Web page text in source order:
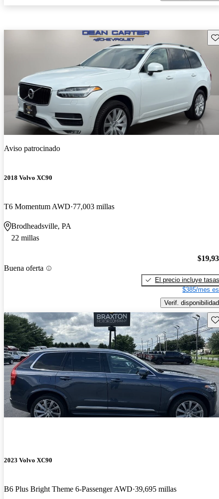
Aviso patrocinado
2018 Volvo XC90
T6 Momentum AWD 77,003 millas
Brodheadsville, PA
22 millas
Buena oferta
El precio incluye tasas
$385/mes
Verif. disponibilidad
2023 Volvo XC90
B6 Plus Bright Theme 6-Passenger AWD 39,695 millas